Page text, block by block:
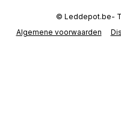
Algemene voorwaarden
© Leddepot.be-